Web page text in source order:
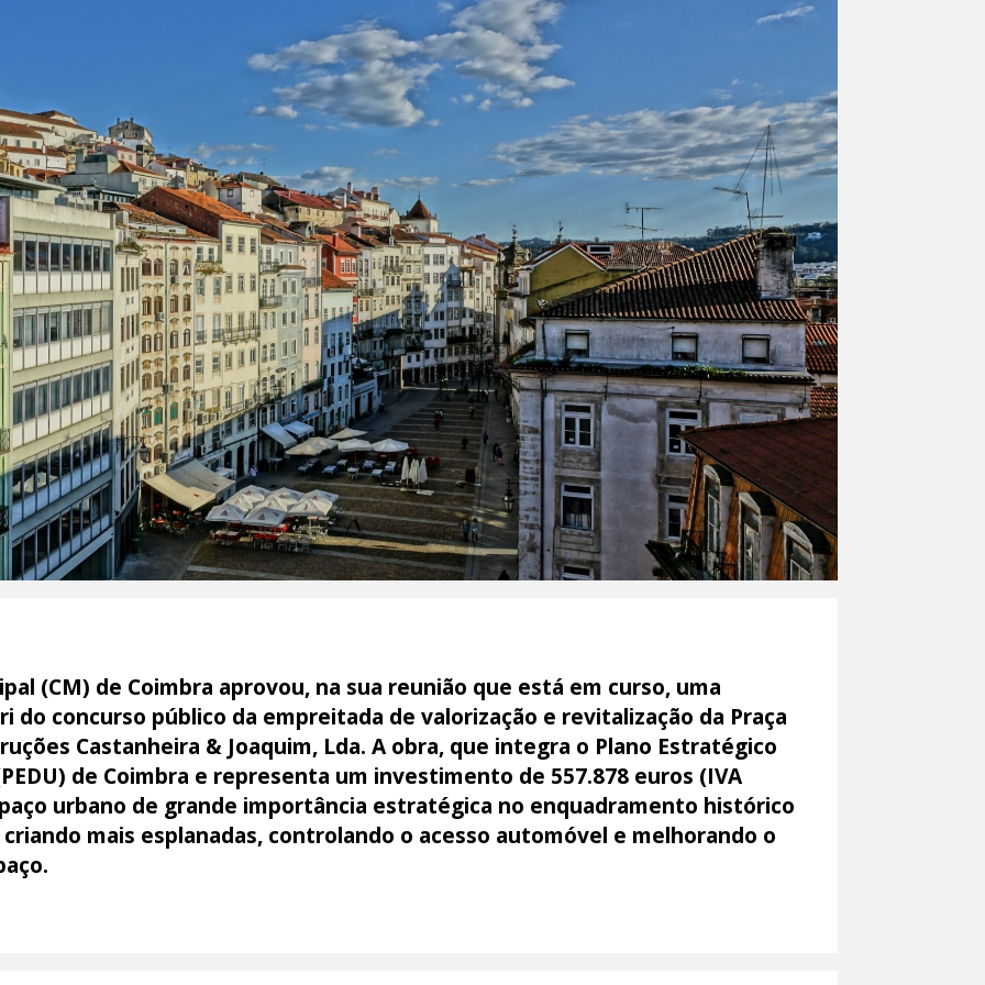
(CM) de Coimbra aprovou, na sua reunião que está em curso, uma
do concurso público da empreitada de valorização e revitalização da Praça
Castanheira & Joaquim, Lda. A obra, que integra o Plano Estratégico
de Coimbra e representa um investimento de 557.878 euros (IVA
urbano de grande importância estratégica no enquadramento histórico
mais esplanadas, controlando o acesso automóvel e melhorando o